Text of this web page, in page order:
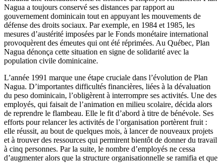
Nagua a toujours conservé ses distances par rapport au
gouvernement dominicain tout en appuyant les mouvements de
défense des droits sociaux. Par exemple, en 1984 et 1985, les
mesures d’austérité imposées par le Fonds monétaire international
provoquèrent des émeutes qui ont été réprimées. Au Québec, Plan
Nagua dénonça cette situation en signe de solidarité avec la
population civile dominicaine.
L’année 1991 marque une étape cruciale dans l’évolution de Plan
Nagua. D’importantes difficultés financières, liées à la dévaluation
du peso dominicain, l’obligèrent à interrompre ses activités. Une des
employés, qui faisait de l’animation en milieu scolaire, décida alors
de reprendre le flambeau. Elle le fit d’abord à titre de bénévole. Ses
efforts pour relancer les activités de l’organisation portèrent fruit :
elle réussit, au bout de quelques mois, à lancer de nouveaux projets
et à trouver des ressources qui permirent bientôt de donner du travail
à cinq personnes. Par la suite, le nombre d’employés ne cessa
d’augmenter alors que la structure organisationnelle se ramifia et que